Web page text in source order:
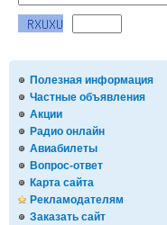
Полезная информация
Частные объявления
Акции
Радио онлайн
Авиабилеты
Вопрос-ответ
Карта сайта
Рекламодателям
Заказать сайт